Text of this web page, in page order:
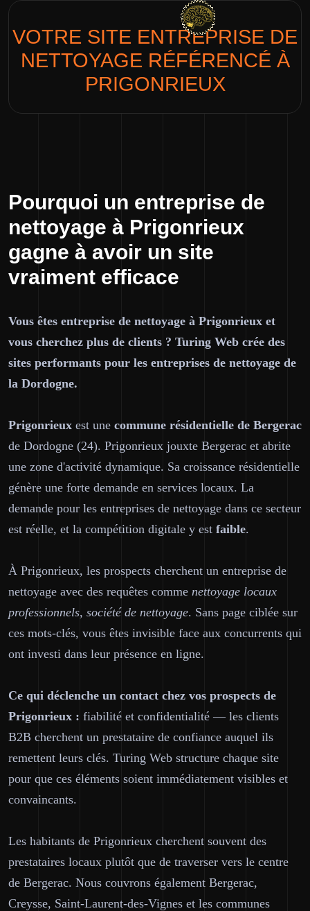
VOTRE SITE ENTREPRISE DE
NETTOYAGE RÉFÉRENCÉ À
PRIGONRIEUX
Pourquoi un entreprise de
nettoyage à Prigonrieux
gagne à avoir un site
vraiment efficace
Vous êtes entreprise de nettoyage à Prigonrieux et
vous cherchez plus de clients ? Turing Web crée des
sites performants pour les entreprises de nettoyage de
la Dordogne.
Prigonrieux est une commune résidentielle de Bergerac
de Dordogne (24). Prigonrieux jouxte Bergerac et abrite
une zone d'activité dynamique. Sa croissance résidentielle
génère une forte demande en services locaux. La
demande pour les entreprises de nettoyage dans ce secteur
est réelle, et la compétition digitale y est faible.
À Prigonrieux, les prospects cherchent un entreprise de
nettoyage avec des requêtes comme nettoyage locaux
professionnels, société de nettoyage. Sans page ciblée sur
ces mots-clés, vous êtes invisible face aux concurrents qui
ont investi dans leur présence en ligne.
Ce qui déclenche un contact chez vos prospects de
Prigonrieux : fiabilité et confidentialité — les clients
B2B cherchent un prestataire de confiance auquel ils
remettent leurs clés. Turing Web structure chaque site
pour que ces éléments soient immédiatement visibles et
convaincants.
Les habitants de Prigonrieux cherchent souvent des
prestataires locaux plutôt que de traverser vers le centre
de Bergerac. Nous couvrons également Bergerac,
Creysse, Saint-Laurent-des-Vignes et les communes